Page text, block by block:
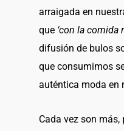
arraigada en
que ‘con la comida
difusión de bulos
que consumimos
auténtica moda en
Cada vez son más,